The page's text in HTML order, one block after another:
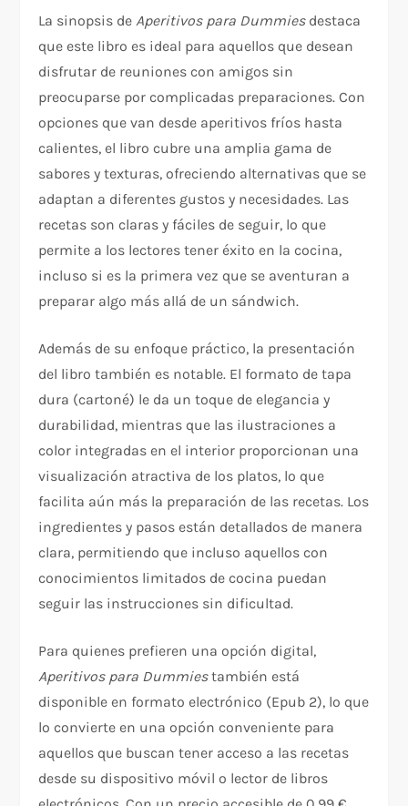
La sinopsis de Aperitivos para Dummiesdestaca
que este libro es ideal para aquellos que desean
disfrutar de reuniones con amigos sin
preocuparse por complicadas preparaciones. Con
opciones que van desde aperitivos fríos hasta
calientes, el libro cubre una amplia gama de
sabores y texturas, ofreciendo alternativas que se
adaptan a diferentes gustos y necesidades. Las
recetas son claras y fáciles de seguir, lo que
permite a los lectores tener éxito en la cocina,
incluso si es la primera vez que se aventuran a
preparar algo más allá de un sándwich.
Además de su enfoque práctico, la presentación
del libro también es notable. El formato de tapa
dura (cartoné) le da un toque de elegancia y
durabilidad, mientras que las ilustraciones a
color integradas en el interior proporcionan una
visualización atractiva de los platos, lo que
facilita aún más la preparación de las recetas. Los
ingredientes y pasos están detallados de manera
clara, permitiendo que incluso aquellos con
conocimientos limitados de cocina puedan
seguir las instrucciones sin dificultad.
Para quienes prefieren una opción digital,
Aperitivos para Dummiestambién está
disponible en formato electrónico (Epub 2), lo que
lo convierte en una opción conveniente para
aquellos que buscan tener acceso a las recetas
desde su dispositivo móvil o lector de libros